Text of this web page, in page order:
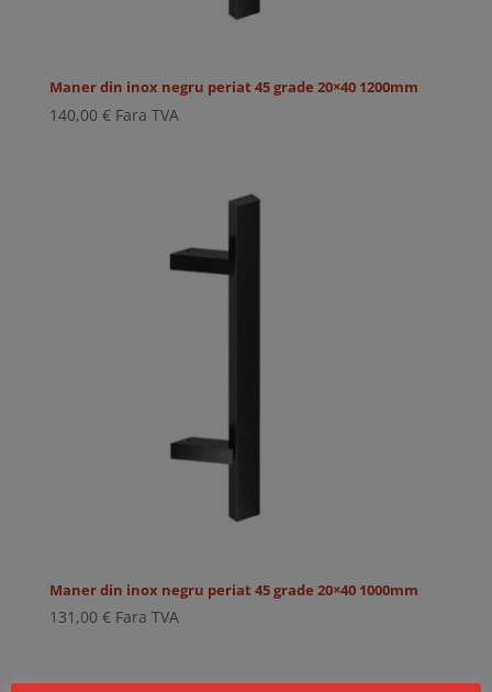
Maner din inox negru periat 45 grade 20×40 1200mm
140,00 € Fara TVA
Maner din inox negru periat 45 grade 20×40 1000mm
131,00 € Fara TVA